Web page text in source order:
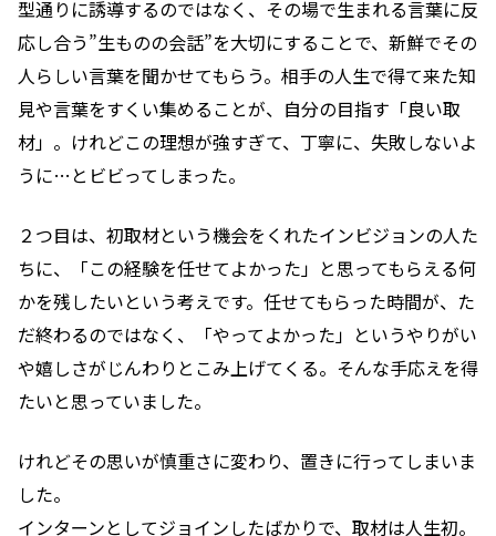
型通りに誘導するのではなく、その場で生まれる言葉に反
応し合う”生ものの会話”を大切にすることで、新鮮でその
人らしい言葉を聞かせてもらう。相手の人生で得て来た知
見や言葉をすくい集めることが、自分の目指す「良い取
材」。けれどこの理想が強すぎて、丁寧に、失敗しないよ
うに…とビビってしまった。
２つ目は、初取材という機会をくれたインビジョンの人た
ちに、「この経験を任せてよかった」と思ってもらえる何
かを残したいという考えです。任せてもらった時間が、た
だ終わるのではなく、「やってよかった」というやりがい
や嬉しさがじんわりとこみ上げてくる。そんな手応えを得
たいと思っていました。
けれどその思いが慎重さに変わり、置きに行ってしまいま
した。
インターンとしてジョインしたばかりで、取材は人生初。